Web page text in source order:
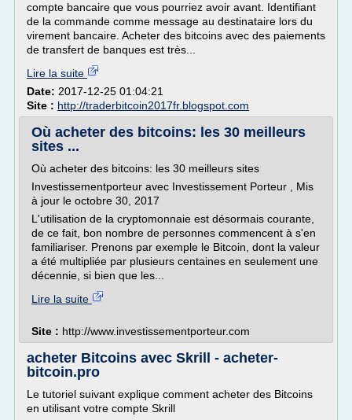
compte bancaire que vous pourriez avoir avant. Identifiant
de la commande comme message au destinataire lors du
virement bancaire. Acheter des bitcoins avec des paiements
de transfert de banques est très...
Lire la suite
Date: 2017-12-25 01:04:21
Site : http://traderbitcoin2017fr.blogspot.com
Où acheter des bitcoins: les 30 meilleurs
sites ...
Où acheter des bitcoins: les 30 meilleurs sites
Investissementporteur avec Investissement Porteur , Mis
à jour le octobre 30, 2017
L'utilisation de la cryptomonnaie est désormais courante,
de ce fait, bon nombre de personnes commencent à s'en
familiariser. Prenons par exemple le Bitcoin, dont la valeur
a été multipliée par plusieurs centaines en seulement une
décennie, si bien que les...
Lire la suite
Site : http://www.investissementporteur.com
acheter Bitcoins avec Skrill - acheter-
bitcoin.pro
Le tutoriel suivant explique comment acheter des Bitcoins
en utilisant votre compte Skrill